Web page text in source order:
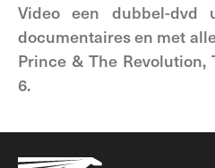
Video een dubbel-dvd
documentaires en met
Prince & The
6.